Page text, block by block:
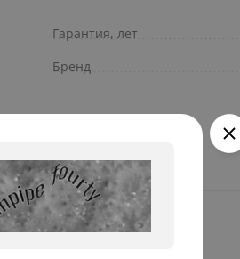
Гарантия, лет
Бренд